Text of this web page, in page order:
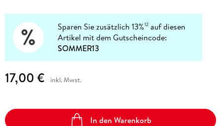
Sparen Sie zusätzlich 13%12 auf diesen
Artikel mit dem Gutscheincode:
SOMMER13
17,00 € inkl. Mwst.
In den Warenkorb